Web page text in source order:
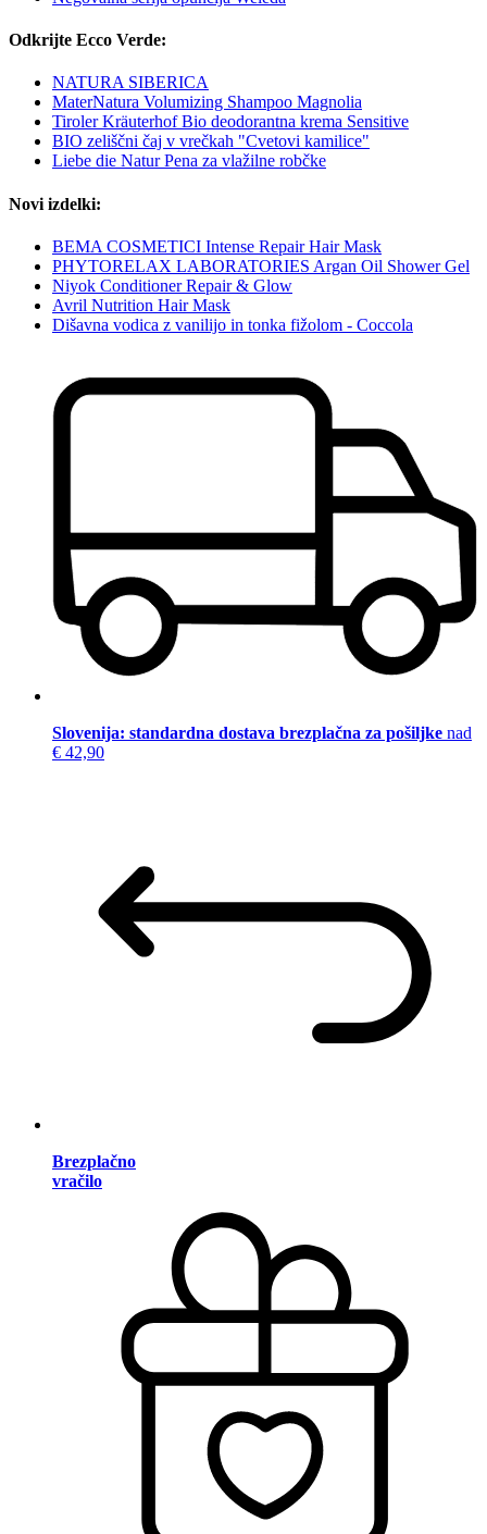
Odkrijte Ecco Verde:
NATURA SIBERICA
MaterNatura Volumizing Shampoo Magnolia
Tiroler Kräuterhof Bio deodorantna krema Sensitive
BIO zeliščni čaj v vrečkah "Cvetovi kamilice"
Liebe die Natur Pena za vlažilne robčke
Novi izdelki:
BEMA COSMETICI Intense Repair Hair Mask
PHYTORELAX LABORATORIES Argan Oil Shower Gel
Niyok Conditioner Repair & Glow
Avril Nutrition Hair Mask
Dišavna vodica z vanilijo in tonka fižolom - Coccola
Slovenija: standardna dostava brezplačna za pošiljke nad
€ 42,90
Brezplačno
vračilo